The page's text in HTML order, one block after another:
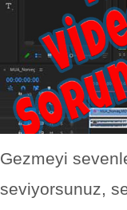
Gezmeyi
seviyorsunuz,